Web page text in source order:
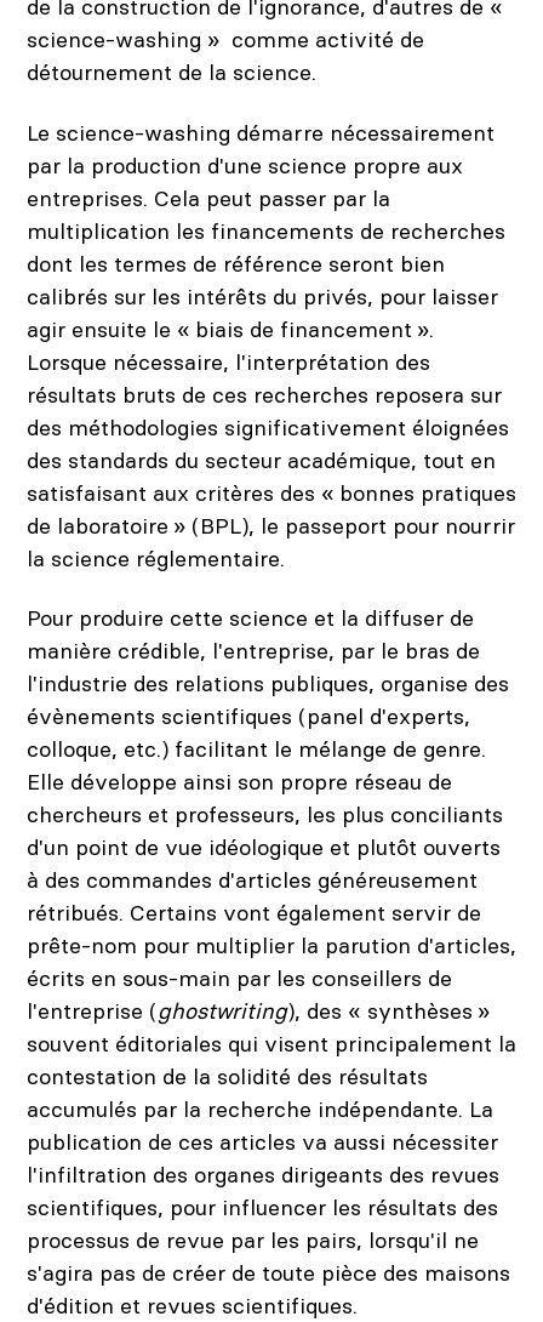
de la construction de l'ignorance, d'autres de «
science-washing » comme activité de
détournement de la science.
Le science-washing démarre nécessairement
par la production d'une science propre aux
entreprises. Cela peut passer par la
multiplication les financements de recherches
dont les termes de référence seront bien
calibrés sur les intérêts du privés, pour laisser
agir ensuite le « biais de financement ».
Lorsque nécessaire, l'interprétation des
résultats bruts de ces recherches reposera sur
des méthodologies significativement éloignées
des standards du secteur académique, tout en
satisfaisant aux critères des « bonnes pratiques
de laboratoire » (BPL), le passeport pour nourrir
la science réglementaire.
Pour produire cette science et la diffuser de
manière crédible, l'entreprise, par le bras de
l'industrie des relations publiques, organise des
évènements scientifiques (panel d'experts,
colloque, etc.) facilitant le mélange de genre.
Elle développe ainsi son propre réseau de
chercheurs et professeurs, les plus conciliants
d'un point de vue idéologique et plutôt ouverts
à des commandes d'articles généreusement
rétribués. Certains vont également servir de
prête-nom pour multiplier la parution d'articles,
écrits en sous-main par les conseillers de
l'entreprise (ghostwriting), des « synthèses »
souvent éditoriales qui visent principalement la
contestation de la solidité des résultats
accumulés par la recherche indépendante. La
publication de ces articles va aussi nécessiter
l'infiltration des organes dirigeants des revues
scientifiques, pour influencer les résultats des
processus de revue par les pairs, lorsqu'il ne
s'agira pas de créer de toute pièce des maisons
d'édition et revues scientifiques.